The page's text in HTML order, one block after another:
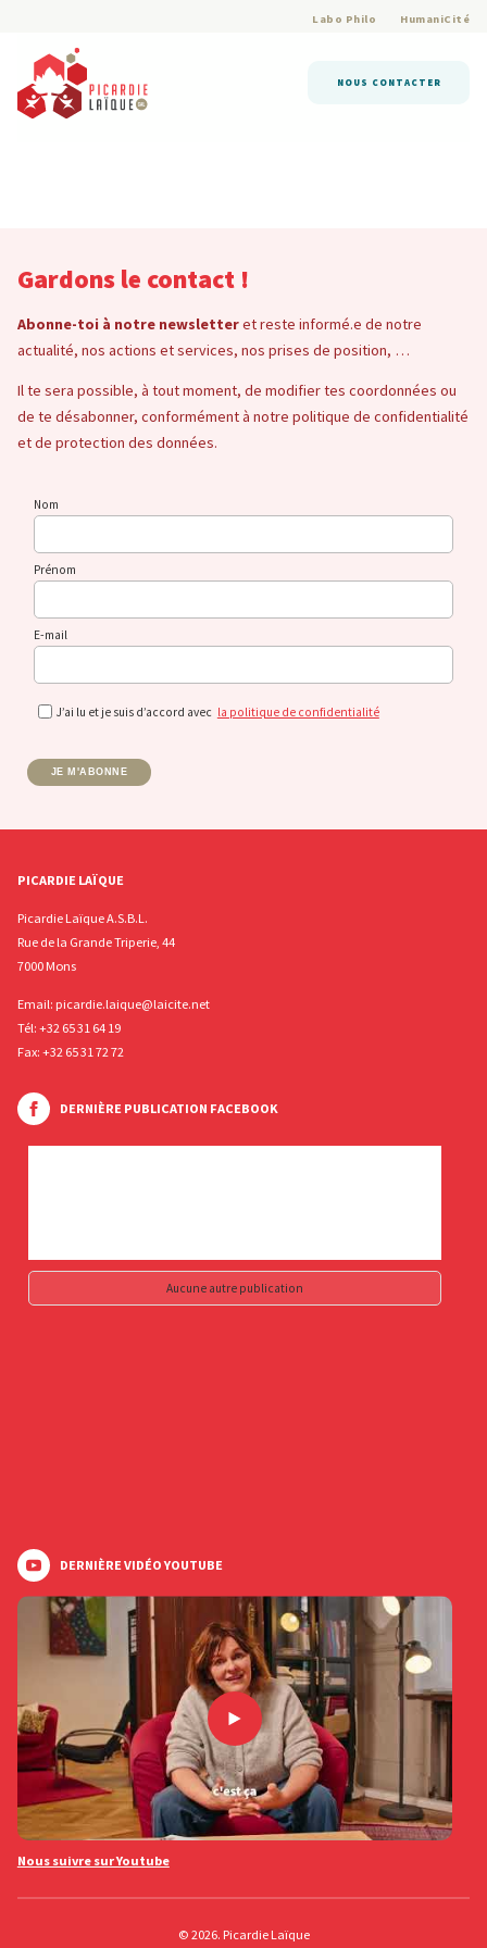
Labo Philo HumaniCité
NOUS CONTACTER
Gardons le contact !
Abonne-toi à notre newsletteret reste informé.e de notre
actualité, nos actions et services, nos prises de position, …
Il te sera possible, à tout moment, de modifier tes coordonnées ou
de te désabonner, conformément à notre politique de confidentialité
et de protection des données.
Nom
Prénom
E-mail
J’ai lu et je suis d’accord avec la politique de confidentialité
JE M'ABONNE
PICARDIE LAÏQUE
Picardie Laïque A.S.B.L.
Rue de la Grande Triperie, 44
7000 Mons
Email: picardie.laique@laicite.net
Tél: +32 65 31 64 19
Fax: +32 65 31 72 72
DERNIÈRE PUBLICATION FACEBOOK
Aucune autre publication
DERNIÈRE VIDÉO YOUTUBE
Nous suivre sur Youtube
© 2026. Picardie Laïque